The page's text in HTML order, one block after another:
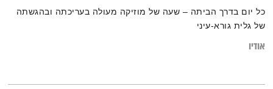
כל יום בדרך הביתה – שעה של מוזיקה מעולה בעריכתה ובהגשתה
של גלית גורא-עיני
אודיו